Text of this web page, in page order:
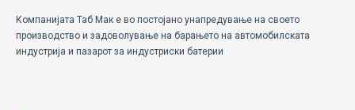
Компанијата Таб Мак е во постојано унапредување на своето
производство и задоволување на барањето на автомобилската
индустрија и пазарот за индустриски батерии